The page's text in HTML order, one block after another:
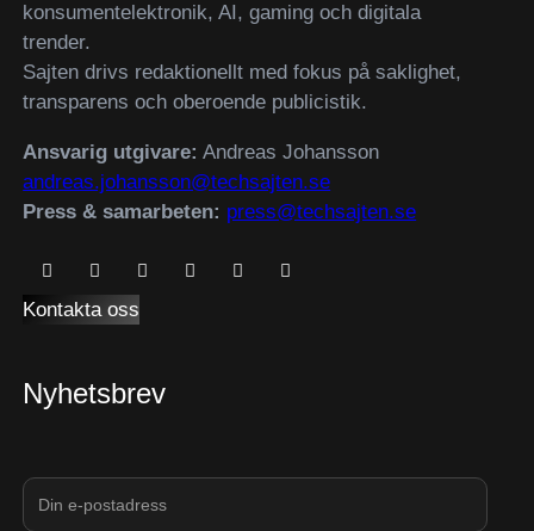
konsumentelektronik, AI, gaming och digitala
trender.
Sajten drivs redaktionellt med fokus på saklighet,
transparens och oberoende publicistik.
Ansvarig utgivare: Andreas Johansson
andreas.johansson@techsajten.se
Press & samarbeten: press@techsajten.se
Kontakta oss
Nyhetsbrev